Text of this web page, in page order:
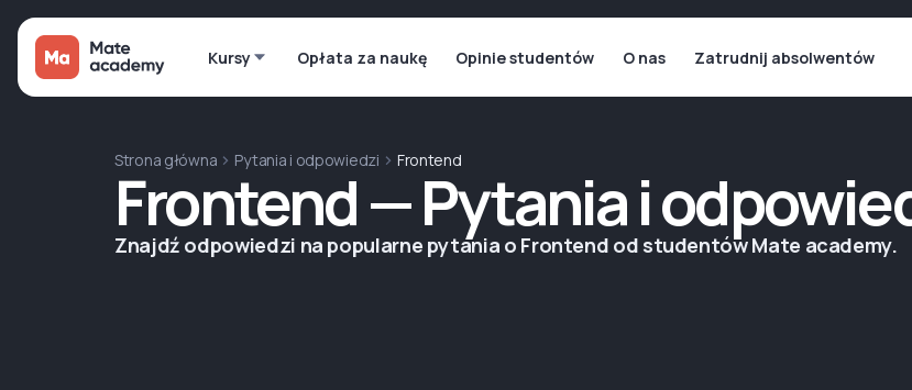
Kursy Opłata za naukę Opinie studentów O nas Zatrudnij absolwentów
Strona główna Pytania i odpowiedzi Frontend
Frontend — Pytania i
Znajdź odpowiedzi na popularne pytania o Frontend od studentów Mate academy.